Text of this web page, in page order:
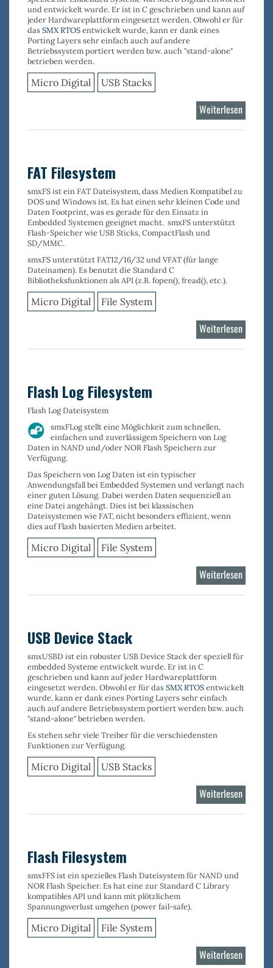
und entwickelt wurde. Er ist in C geschrieben und kann auf
jeder Hardwareplattform eingesetzt werden. Obwohl er für
dasSMX RTOSentwickelt wurde, kann er dank eines
Porting Layers sehr einfach auch auf andere
Betriebssystem portiert werden bzw. auch "stand-alone"
betrieben werden.
Micro Digital USB Stacks
Weiterlesen
USB
FAT Filesystem
smxFSist ein FAT Dateisystem, dass Medien Kompatibel zu
DOS und Windows ist. Es hat einen sehr kleinen Code und
Daten Footprint, was es gerade für den Einsatz in
Embedded Systemen geeignet macht. smxFSunterstützt
Flash-Speicher wieUSB Sticks, CompactFlash und
SD/MMC.
smxFSunterstütztFAT12/16/32und VFAT(für lange
Dateinamen). Es benutzt die Standard C
Bibliotheksfunktionen als API (z.B. fopen(), fread(), etc.).
Micro Digital File System
Weiterlesen
FAT
Flash Log Filesystem
Flash Log Dateisystem
smxFLog stellt eine Möglichkeit zum schnellen,
einfachen und zuverlässigemSpeichern von Log
Daten in NAND und/oder NOR Flash Speichern zur
Verfügung.
Das Speichern von Log Daten ist ein typischer
Anwendungsfall bei Embedded Systemen und verlangt nach
einer guten Lösung. Dabei werden Daten sequenziell an
eine Datei angehängt. Dies ist bei klassischen
Dateisystemen wie FAT, nicht besonders effizient, wenn
dies auf Flash basierten Medien arbeitet.
Micro Digital File System
Weiterlesen
Flash
USB Device Stack
smxUSBD ist ein robusterUSB Device Stackder speziell für
embedded Systeme entwickelt wurde. Er ist in C
geschrieben und kann auf jeder Hardwareplattform
eingesetzt werden. Obwohl er für dasSMX RTOSentwickelt
wurde, kann er dank eines Porting Layers sehr einfach
auch auf andere Betriebssystem portiert werden bzw. auch
"stand-alone" betrieben werden.
Es stehen sehr vieleTreiberfür die verschiedensten
Funktionen zur Verfügung.
Micro Digital USB Stacks
Weiterlesen
USB
Flash Filesystem
smxFFS ist ein speziellesFlash Dateisystem für NAND und
NOR Flash Speicher. Es hat eine zur Standard C Library
kompatibles API und kann mit plötzlichem
Spannungsverlust umgehen (power fail-safe).
Micro Digital File System
Weiterlesen